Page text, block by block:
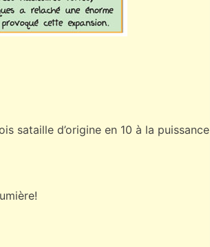
sataille d’origine en 10 à la puissance